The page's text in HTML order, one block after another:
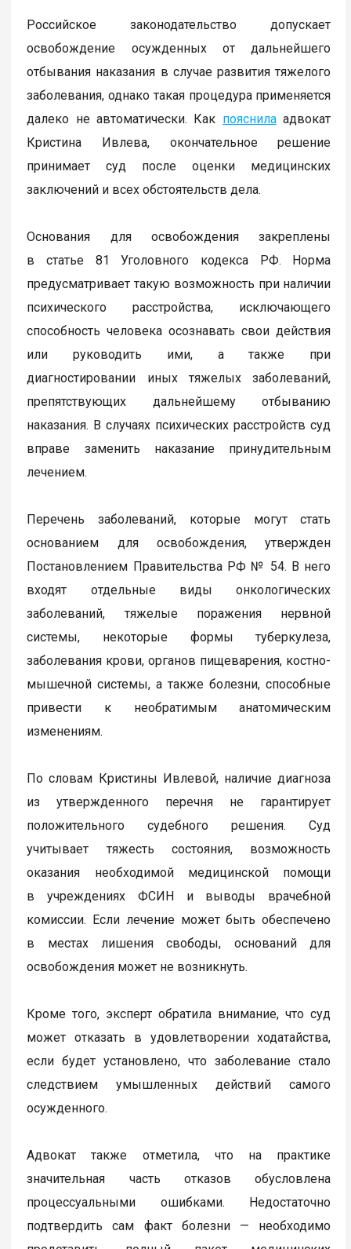
Российское законодательство допускает
освобождение осужденных от дальнейшего
отбывания наказания в случае развития тяжелого
заболевания, однако такая процедура применяется
далеко не автоматически. Как пояснилаадвокат
Кристина Ивлева, окончательное решение
принимает суд после оценки медицинских
заключений и всех обстоятельств дела.
Основания для освобождения закреплены
в статье 81 Уголовного кодекса РФ. Норма
предусматривает такую возможность при наличии
психического расстройства, исключающего
способность человека осознавать свои действия
или руководить ими, а также при
диагностировании иных тяжелых заболеваний,
препятствующих дальнейшему отбыванию
наказания. В случаях психических расстройств суд
вправе заменить наказание принудительным
лечением.
Перечень заболеваний, которые могут стать
основанием для освобождения, утвержден
Постановлением Правительства РФ № 54. В него
входят отдельные виды онкологических
заболеваний, тяжелые поражения нервной
системы, некоторые формы туберкулеза,
заболевания крови, органов пищеварения, костно-
мышечной системы, а также болезни, способные
привести к необратимым анатомическим
изменениям.
По словам Кристины Ивлевой, наличие диагноза
из утвержденного перечня не гарантирует
положительного судебного решения. Суд
учитывает тяжесть состояния, возможность
оказания необходимой медицинской помощи
в учреждениях ФСИН и выводы врачебной
комиссии. Если лечение может быть обеспечено
в местах лишения свободы, оснований для
освобождения может не возникнуть.
Кроме того, эксперт обратила внимание, что суд
может отказать в удовлетворении ходатайства,
если будет установлено, что заболевание стало
следствием умышленных действий самого
осужденного.
Адвокат также отметила, что на практике
значительная часть отказов обусловлена
процессуальными ошибками. Недостаточно
подтвердить сам факт болезни — необходимо